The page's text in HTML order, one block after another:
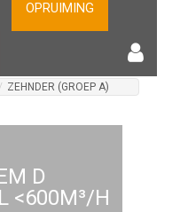
OPRUIMING
/ ZEHNDER (GROEP A)
D
<600M³/H